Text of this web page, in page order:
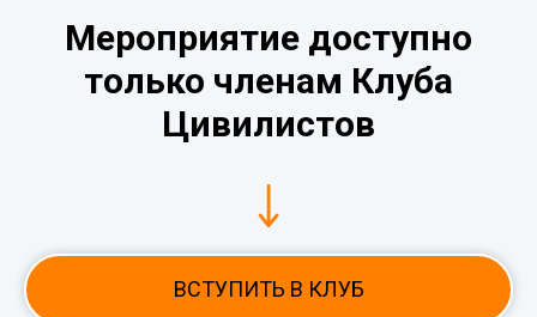
Мероприятие доступно
только членам Клуба
Цивилистов
ВСТУПИТЬ В КЛУБ